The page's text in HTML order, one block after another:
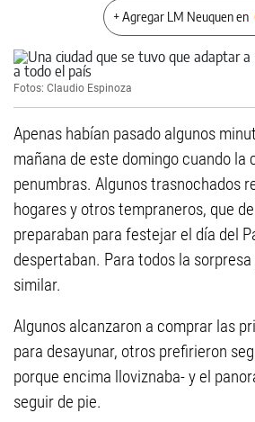
+ Agregar LM Neuquen en
Fotos: Claudio Espinoza
Apenas habían pasado algunos
mañana de este domingo cuando la
penumbras. Algunos trasnochados
hogares y otros tempraneros, que
preparaban para festejar el día del
despertaban. Para todos la
similar.
Algunos alcanzaron a comprar las
para desayunar, otros prefirieron
porque encima lloviznaba- y el
seguir de pie.